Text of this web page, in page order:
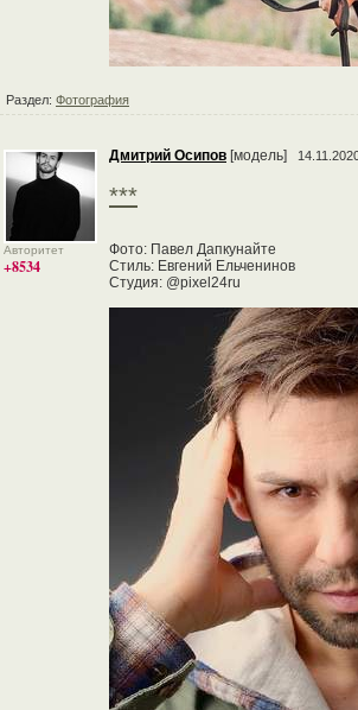
Раздел: Фотография
Авторитет
+8534
Дмитрий Осипов [модель]
***
Фото: Павел Дапкунайте
Стиль: Евгений Ельченинов
Студия: @pixel24ru